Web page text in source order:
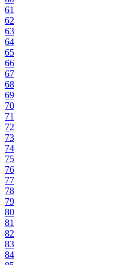
61
62
63
64
65
66
67
68
69
70
71
72
73
74
75
76
77
78
79
80
81
82
83
84